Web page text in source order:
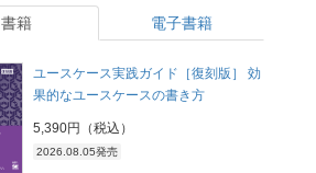
書籍 電子書籍
ユースケース実践ガイド［復刻版］ 効
果的なユースケースの書き方
5,390円（税込）
2026.08.05発売